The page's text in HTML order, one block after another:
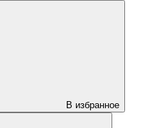
В избранное